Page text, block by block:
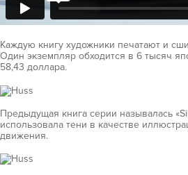
Каждую книгу художники печатают и
Один экземпляр обходится в 6 тысяч
58,43 доллара.
Предыдущая книга серии называлась
использовала тени в качестве
движения.